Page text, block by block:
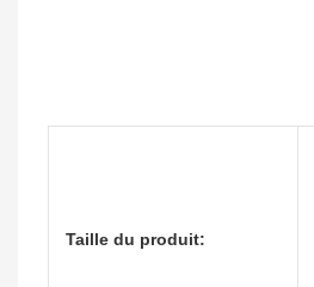
Taille du produit: